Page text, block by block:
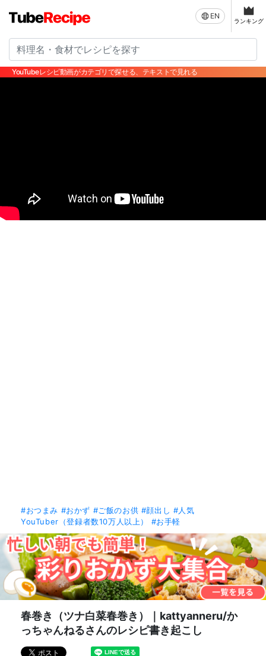
EN
ランキング
YouTubeレシピ動画がカテゴリで探せる、テキストで見れる
#おつまみ #おかず #ご飯のお供 #顔出し #人気
YouTuber（登録者数10万人以上）
#お手軽
春巻き（ツナ白菜春巻き）｜kattyanneru/か
っちゃんねるさんのレシピ書き起こし